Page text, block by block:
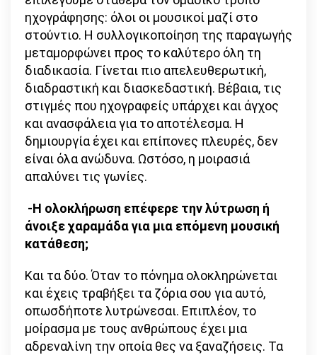
ηχογράφησης: όλοι οι μουσικοί μαζί στο
στούντιο. Η συλλογικοποίηση της παραγωγής
μεταμορφώνει προς το καλύτερο όλη τη
διαδικασία. Γίνεται πιο απελευθερωτική,
διαδραστική και διασκεδαστική. Βέβαια, τις
στιγμές που ηχογραφείς υπάρχει και άγχος
και ανασφάλεια για το αποτέλεσμα. Η
δημιουργία έχει και επίπονες πλευρές, δεν
είναι όλα ανώδυνα. Ωστόσο, η μοιρασιά
απαλύνει τις γωνίες.
-Η ολοκλήρωση επέφερε την λύτρωση ή
άνοιξε χαραμάδα για μια επόμενη μουσική
κατάθεση;
Και τα δύο. Όταν το πόνημα ολοκληρώνεται
και έχεις τραβήξει τα ζόρια σου για αυτό,
οπωσδήποτε λυτρώνεσαι. Επιπλέον, το
μοίρασμα με τους ανθρώπους έχει μια
αδρεναλίνη την οποία θες να ξαναζήσεις. Τα